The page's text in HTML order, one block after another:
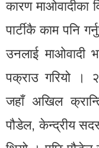
कारण माओवादीका
पार्टीकै काम पनि
उनलाई माओवादी
पक्राउ गरियो ।
जहाँ अखिल
पौडेल, केन्द्रीय